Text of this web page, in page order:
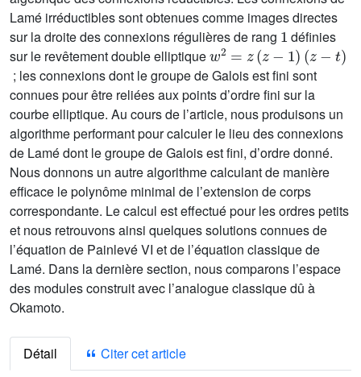
Lamé irréductibles sont obtenues comme images directes
sur la droite des connexions régulières de rang
1
définies
sur le revêtement double elliptique
w2=z(z-
1)(z-t)
; les connexions dont le groupe de Galois est fini sont
connues pour être reliées aux points d’ordre fini sur la
courbe elliptique. Au cours de l’article, nous produisons un
algorithme performant pour calculer le lieu des connexions
de Lamé dont le groupe de Galois est fini, d’ordre donné.
Nous donnons un autre algorithme calculant de manière
efficace le polynôme minimal de l’extension de corps
correspondante. Le calcul est effectué pour les ordres petits
et nous retrouvons ainsi quelques solutions connues de
l’équation de Painlevé VI et de l’équation classique de
Lamé. Dans la dernière section, nous comparons l’espace
des modules construit avec l’analogue classique dû à
Okamoto.
Détail
Citer cet article